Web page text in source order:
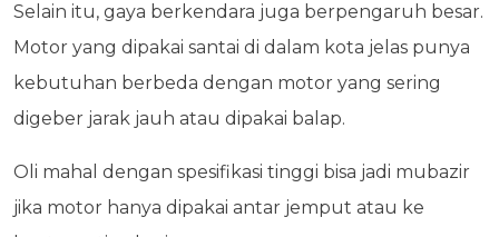
Selain itu, gaya berkendara juga berpengaruh besar.
Motor yang dipakai santai di dalam kota jelas punya
kebutuhan berbeda dengan motor yang sering
digeber jarak jauh atau dipakai balap.
Oli mahal dengan spesifikasi tinggi bisa jadi mubazir
jika motor hanya dipakai antar jemput atau ke